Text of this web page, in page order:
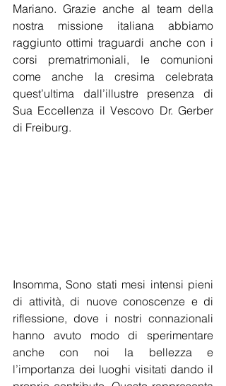
Mariano. Grazie anche al team della
nostra missione italiana abbiamo
raggiunto ottimi traguardi anche con i
corsi prematrimoniali, le comunioni
come anche la cresima celebrata
quest’ultima dall’illustre presenza di
Sua Eccellenza il Vescovo Dr. Gerber
di Freiburg.
Insomma, Sono stati mesi intensi pieni
di attività, di nuove conoscenze e di
riflessione, dove i nostri connazionali
hanno avuto modo di sperimentare
anche con noi la bellezza e
l’importanza dei luoghi visitati dando il